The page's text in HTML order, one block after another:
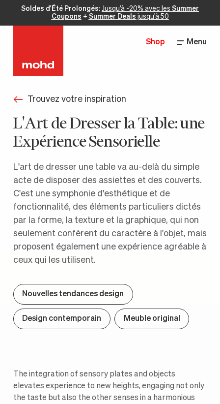
Soldes d'Été Prolongés: Jusqu'à -20% avec les Summer
Coupons + Summer Deals jusqu'à 50
Shop Menu
Trouvez votre inspiration
L'Art de Dresser la Table: une
Expérience Sensorielle
L'art de dresser une table va au-delà du simple
acte de disposer des assiettes et des couverts.
C'est une symphonie d'esthétique et de
fonctionnalité, des éléments particuliers dictés
par la forme, la texture et la graphique, qui non
seulement confèrent du caractère à l'objet, mais
proposent également une expérience agréable à
ceux qui les utilisent.
Nouvelles tendances design
Design contemporain Meuble original
The integration of sensory plates and objects
elevates experience to new heights, engaging not only
the taste but also the other senses in a harmonious